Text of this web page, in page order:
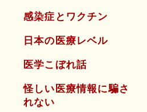
感染症とワクチン
日本の医療レベル
医学こぼれ話
怪しい医療情報に騙さ
れない